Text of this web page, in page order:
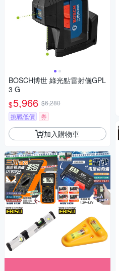
BOSCH博世 綠光點雷射儀GPL
3 G
$5,966 $6,280
挑戰低價
券
加入購物車